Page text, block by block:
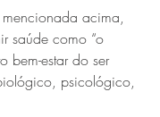
acima,
saúde como “o
bem-estar do ser
psicológico,